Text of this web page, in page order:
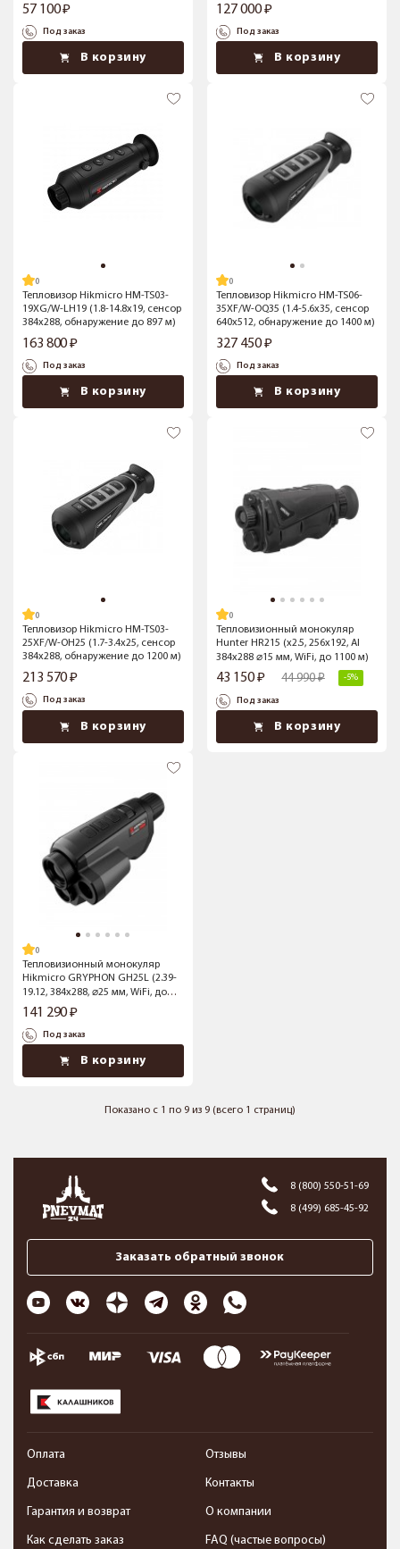
57 100
Под заказ
В корзину
127 000
Под заказ
В корзину
Тепловизор Hikmicro HM-TS03-
19XG/W-LH19 (1.8-14.8x19, сенсор
384x288, обнаружение до 897 м)
163 800
Под заказ
В корзину
Тепловизор Hikmicro HM-TS06-
35XF/W-OQ35 (1.4-5.6x35, сенсор
640x512, обнаружение до 1400 м)
327 450
Под заказ
В корзину
Тепловизор Hikmicro HM-TS03-
25XF/W-OH25 (1.7-3.4x25, сенсор
384x288, обнаружение до 1200 м)
213 570
Под заказ
В корзину
Тепловизионный монокуляр
Hunter HR215 (х2.5, 256х192, AI
384x288 ⌀15 мм, WiFi, до 1100 м)
43 150 44 990 -5%
Под заказ
В корзину
Тепловизионный монокуляр
Hikmicro GRYPHON GH25L (2.39-
19.12, 384x288, ⌀25 мм, WiFi, до
1200 м)
141 290
Под заказ
В корзину
Показано с 1 по 9 из 9 (всего 1 страниц)
8 (800) 550-51-69
8 (499) 685-45-92
Заказать обратный звонок
Оплата
Доставка
Гарантия и возврат
Как сделать заказ
Отзывы
Контакты
О компании
FAQ (частые вопросы)